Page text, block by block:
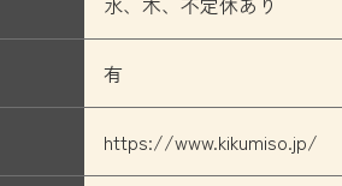
有
https://www.kikumiso.jp/